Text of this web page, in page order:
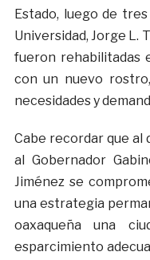
Estado, luego de
Universidad, Jorge L.
fueron rehabilitadas
con un nuevo
necesidades y
Cabe recordar que al
al Gobernador
Jiménez se
una estrategia
oaxaqueña una
esparcimiento